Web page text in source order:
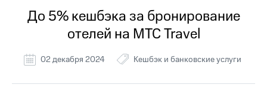
Спутниковое
МТС
Услуги
До 5% кешбэка за бронирование
отелей на МТС Travel
02 декабря 2024 Кешбэк и банковские услуги